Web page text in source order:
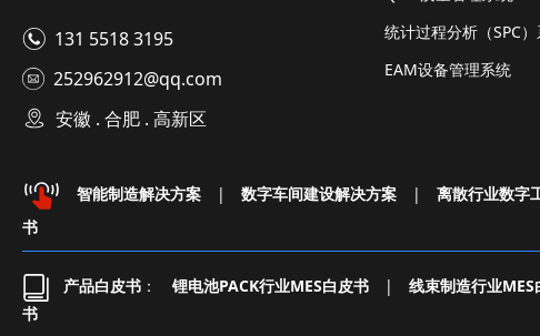
131 5518 3195
252962912@qq.com
安徽 . 合肥 . 高新区
统计过程分析（SPC
EAM设备管理系统
智能制造解决方案 | 数字车间建设解决方案 | 离散行业数字
书
产品白皮书 ： 锂电池PACK行业MES白皮书 | 线束制造行业MES
书